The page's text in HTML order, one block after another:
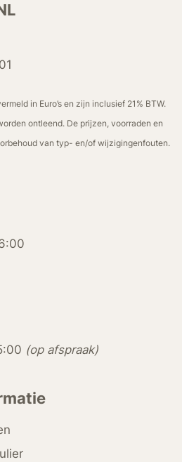
in Euro’s en zijn inclusief 21% BTW.
ontleend. De prijzen, voorraden en
van typ- en/of wijzigingenfouten.
(op afspraak)